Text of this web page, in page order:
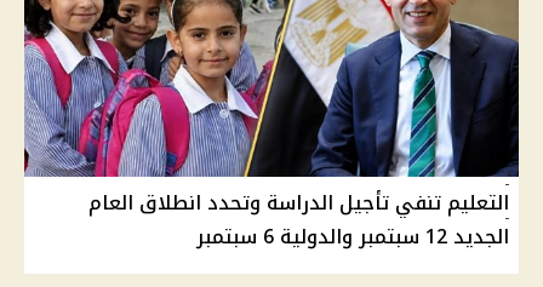
التعليم تنفي تأجيل الدراسة وتحدد انطلاق العام
الجديد 12 سبتمبر والدولية 6 سبتمبر